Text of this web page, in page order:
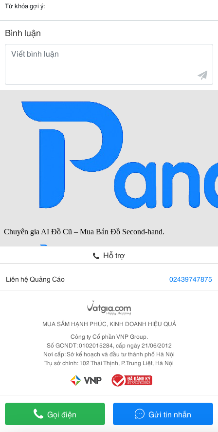
Từ khóa gợi ý:
Bình luận
Gọi điện Gửi tin nhắn
Hỗ trợ
Liên hệ Quảng Cáo 02439747875
MUA SẮM HẠNH PHÚC, KINH DOANH HIỆU QUẢ
Công ty Cổ phần VNP Group.
Số GCNDT: 0102015284, cấp ngày 21/06/2012
Nơi cấp: Sở kế hoạch và đầu tư thành phố Hà Nội
Trụ sở chính: 102 Thái Thịnh, P. Trung Liệt, Hà Nội